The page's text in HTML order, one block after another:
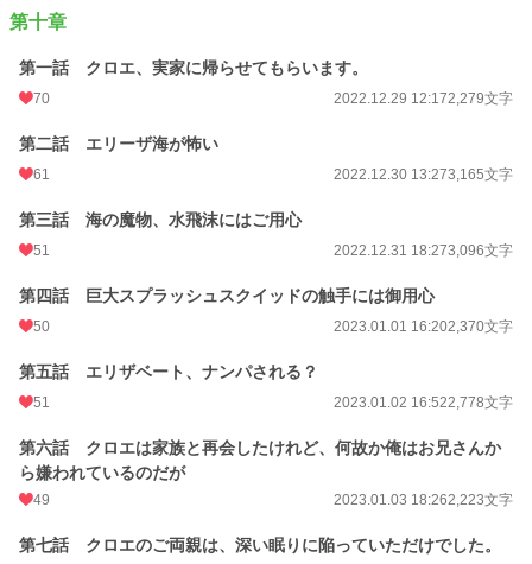
第十章
第一話 クロエ、実家に帰らせてもらいます。
70 2022.12.29 12:172,279文字
第二話 エリーザ海が怖い
61 2022.12.30 13:273,165文字
第三話 海の魔物、水飛沫にはご用心
51 2022.12.31 18:273,096文字
第四話 巨大スプラッシュスクイッドの触手には御用心
50 2023.01.01 16:202,370文字
第五話 エリザベート、ナンパされる？
51 2023.01.02 16:522,778文字
第六話 クロエは家族と再会したけれど、何故か俺はお兄さんか
ら嫌われているのだが
49 2023.01.03 18:262,223文字
第七話 クロエのご両親は、深い眠りに陥っていただけでした。